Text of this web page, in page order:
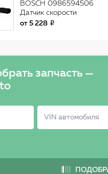
BOSCH 0986594506
Датчик скорости
вращ.колеса
от 5 228
запчасть —